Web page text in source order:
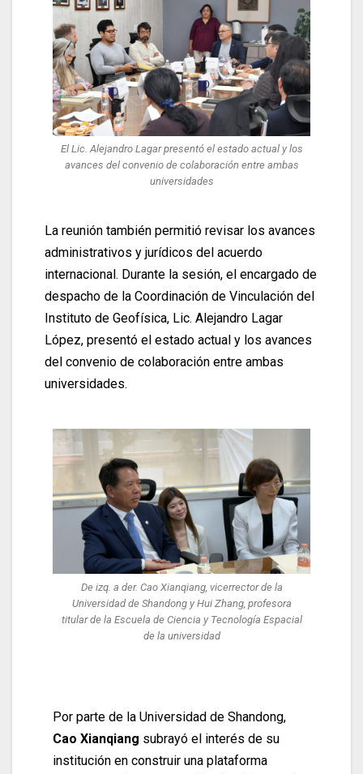
El Lic. Alejandro Lagar presentó el estado actual y los
avances del convenio de colaboración entre ambas
universidades
La reunión también permitió revisar los avances
administrativos y jurídicos del acuerdo
internacional. Durante la sesión, el encargado de
despacho de la Coordinación de Vinculación del
Instituto de Geofísica, Lic. Alejandro Lagar
López, presentó el estado actual y los avances
del convenio de colaboración entre ambas
universidades.
De izq. a der. Cao Xianqiang, vicerrector de la
Universidad de Shandong y Hui Zhang, profesora
titular de la Escuela de Ciencia y Tecnología Espacial
de la universidad
Por parte de la Universidad de Shandong,
Cao Xianqiang subrayó el interés de su
institución en construir una plataforma